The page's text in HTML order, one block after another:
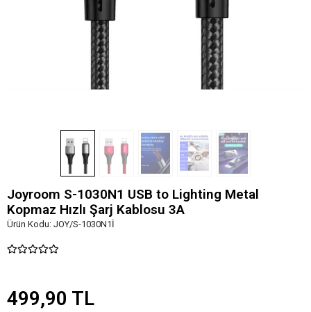
Joyroom S-1030N1 USB to Lighting Metal
Kopmaz Hızlı Şarj Kablosu 3A
Ürün Kodu: JOY/S-1030N1İ
499,90 TL